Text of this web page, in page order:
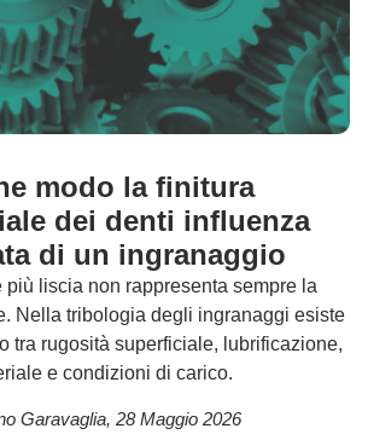
modo la finitura
dei denti influenza
di un ingranaggio
più liscia non rappresenta sempre la
Nella tribologia degli ingranaggi esiste
tra rugosità superficiale, lubrificazione,
e condizioni di carico.
Garavaglia, 28 Maggio 2026